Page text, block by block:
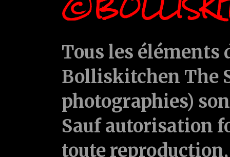
Tous les
Bolliskitchen The
photographies)
Sauf autorisation
toute